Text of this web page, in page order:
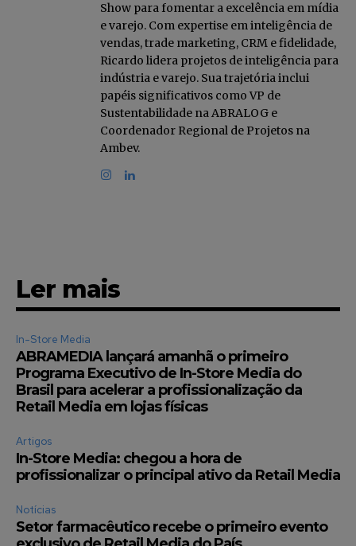
Show para fomentar a excelência em mídia
e varejo. Com expertise em inteligência de
vendas, trade marketing, CRM e fidelidade,
Ricardo lidera projetos de inteligência para
indústria e varejo. Sua trajetória inclui
papéis significativos como VP de
Sustentabilidade na ABRALOG e
Coordenador Regional de Projetos na
Ambev.
Ler mais
In-Store Media
ABRAMEDIA lançará amanhã o primeiro
Programa Executivo de In-Store Media do
Brasil para acelerar a profissionalização da
Retail Media em lojas físicas
Artigos
In-Store Media: chegou a hora de
profissionalizar o principal ativo da Retail Media
Notícias
Setor farmacêutico recebe o primeiro evento